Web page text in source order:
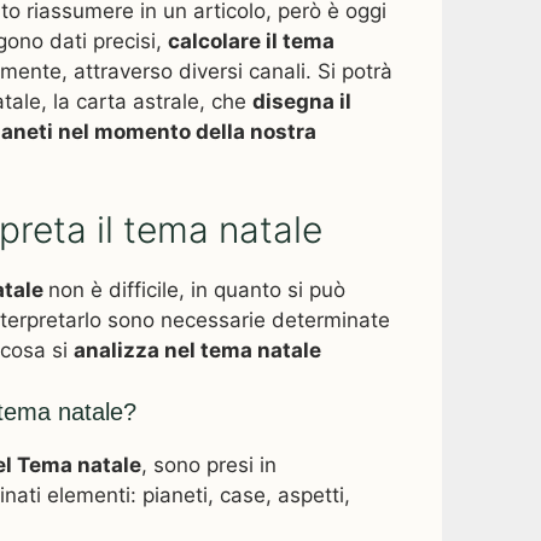
riassumere in un articolo, però è oggi
dati precisi, calcolare il tema
attraverso diversi canali. Si potrà
la carta astrale, che disegna il
nel momento della nostra
il tema natale
non è difficile, in quanto si può
sono necessarie determinate
si analizza nel tema natale
natale?
Tema natale, sono presi in
elementi: pianeti, case, aspetti,